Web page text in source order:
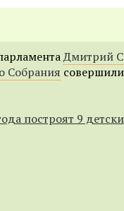
Дмитрий
Собрания
построят 9